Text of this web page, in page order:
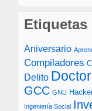
Etiquetas
Aniversario
Compiladores
Delito
GCC GNU
Ingeniería Social